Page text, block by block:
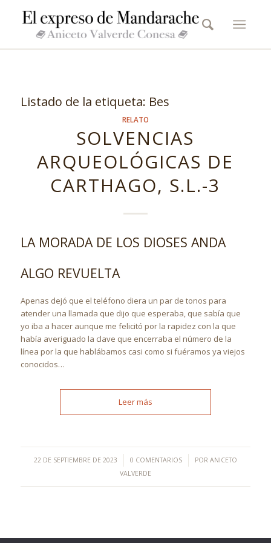
Listado de la etiqueta: Bes
RELATO
SOLVENCIAS
ARQUEOLÓGICAS DE
CARTHAGO, S.L.-3
LA MORADA DE LOS DIOSES ANDA
ALGO REVUELTA
Apenas dejó que el teléfono diera un par de tonos para
atender una llamada que dijo que esperaba, que sabía que
yo iba a hacer aunque me felicitó por la rapidez con la que
había averiguado la clave que encerraba el número de la
línea por la que hablábamos casi como si fuéramos ya viejos
conocidos…
Leer más
22 DE SEPTIEMBRE DE 2023
/ 0 COMENTARIOS
/ POR ANICETO
VALVERDE